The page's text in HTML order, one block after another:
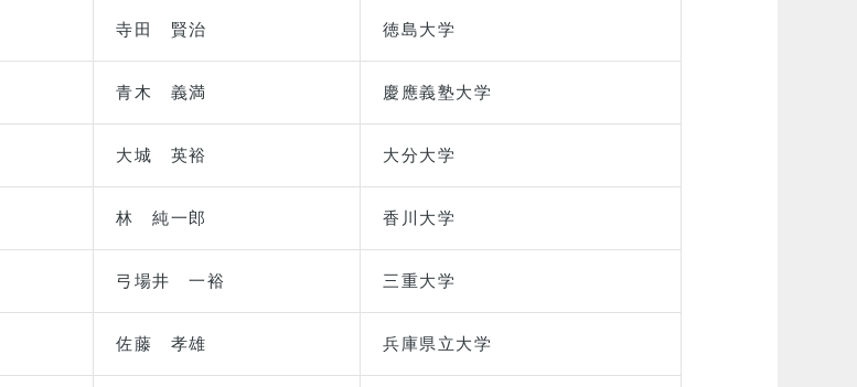
寺田 賢治 徳島大学
青木 義満 慶應義塾大学
大城 英裕 大分大学
林 純一郎 香川大学
弓場井 一裕 三重大学
佐藤 孝雄 兵庫県立大学